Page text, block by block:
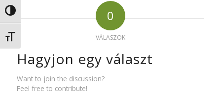
Nagy kontraszt váltása
Betűméret váltása
0
VÁLASZOK
Hagyjon egy választ
Want to join the discussion?
Feel free to contribute!